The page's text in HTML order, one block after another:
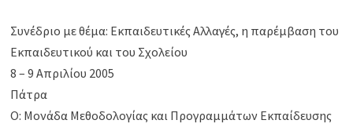
Συνέδριο με θέμα: Εκπαιδευτικές Αλλαγές, η παρέμβαση του
Εκπαιδευτικού και του Σχολείου
8 – 9 Απριλίου 2005
Πάτρα
Ο: Μονάδα Μεθοδολογίας και Προγραμμάτων Εκπαίδευσης